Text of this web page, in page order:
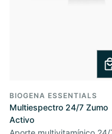
BIOGENA ESSENTIALS
Multiespectro 24/7 Zumo
Activo